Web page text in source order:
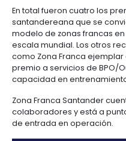
de
servicios
-
BPO
Software
Logística
Moda
y
textiles
6.
Propiedad
intelectual
7.
Impuestos,
aduanas
y
comercio
cumplir el sexto año
Permanente
autorización de
Operador significa el
Para ProColombia,
un canal para
energéticas del país.